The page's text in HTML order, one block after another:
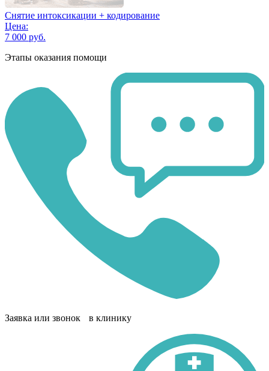
Снятие интоксикации + кодирование
Цена:
7 000 руб.
Этапы оказания помощи
Заявка или звонок в клинику